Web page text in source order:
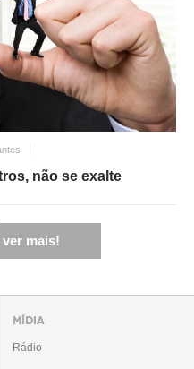
não se exalte
mais!
MÍDIA
Rádio